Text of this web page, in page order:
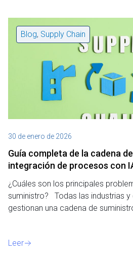
Blog, Supply Chain
30 de enero de 2026
Guía completa de la cadena
integración de procesos con
¿Cuáles son los principales
suministro? Todas las industrias y
gestionan una cadena de
Leer